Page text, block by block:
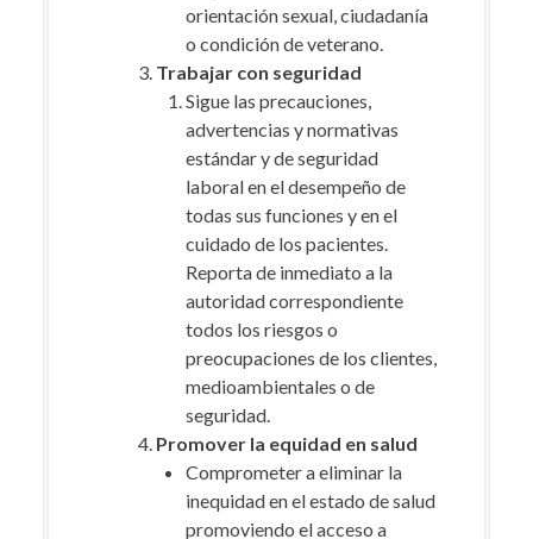
orientación sexual, ciudadanía
o condición de veterano.
Trabajar con seguridad
Sigue las precauciones,
advertencias y normativas
estándar y de seguridad
laboral en el desempeño de
todas sus funciones y en el
cuidado de los pacientes.
Reporta de inmediato a la
autoridad correspondiente
todos los riesgos o
preocupaciones de los clientes,
medioambientales o de
seguridad.
Promover la equidad en salud
Comprometer a eliminar la
inequidad en el estado de salud
promoviendo el acceso a